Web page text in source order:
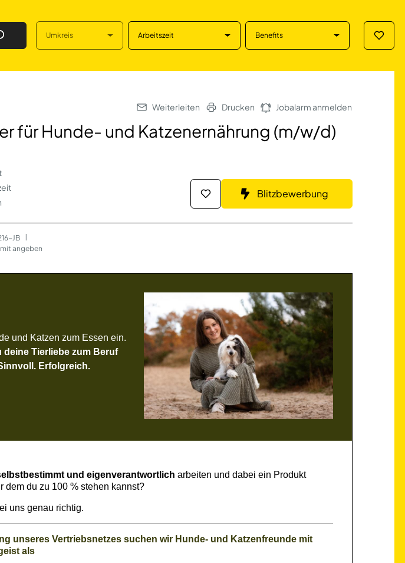
Finden Umkreis Arbeitszeit Benefits
Katzenernährung (m/
Weiterleiten Drucken Jobalarm anmelden
für Hunde- und Katzenernährung (m/w/d)
Blitzbewerbung
JB
angeben